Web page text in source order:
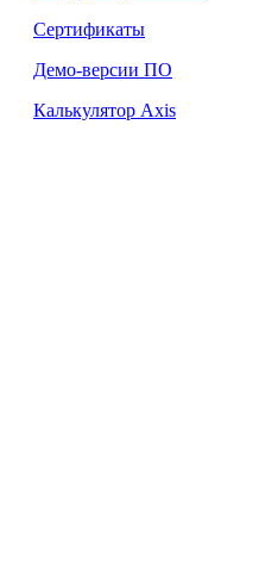
Сертификаты
Демо-версии ПО
Калькулятор Axis